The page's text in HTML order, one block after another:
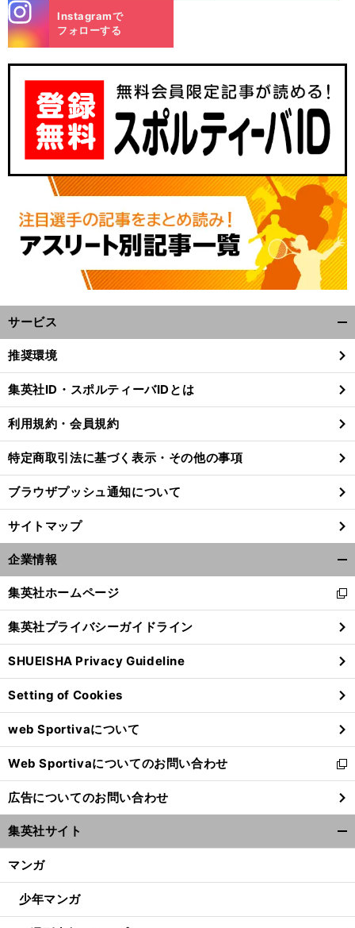
】
ガ
、
、
？
前
m
Instagramで
フォローする
サービス
閉
る
推奨環境
集英社ID・スポルティーバIDとは
利用規約・会員規約
特定商取引法に基づく表示・その他の事項
ブラウザプッシュ通知について
サイトマップ
企業情報
閉
る
集英社ホームページ
新
し
い
ウ
ィ
ン
ド
ウ
で
開
く
集英社プライバシーガイドライン
SHUEISHA Privacy Guideline
Setting of Cookies
web Sportivaについて
Web Sportivaについてのお問い合わせ
新
し
い
ウ
ィ
ン
ウ
開
広告についてのお問い合わせ
集英社サイト
マンガ
少年マンガ